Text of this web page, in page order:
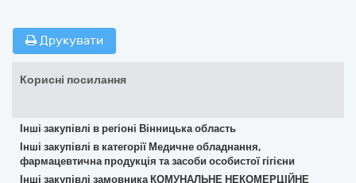
Друкувати
Корисні посилання
Інші закупівлі в регіоні Вінницька область
Інші закупівлі в категорії Медичне обладнання,
фармацевтична продукція та засоби особистої гігієни
Інші закупівлі замовника КОМУНАЛЬНЕ НЕКОМЕРЦІЙНЕ